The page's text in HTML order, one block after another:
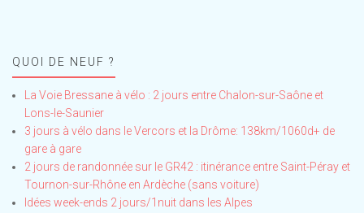
QUOI DE NEUF ?
La Voie Bressane à vélo : 2 jours entre Chalon-sur-Saône et
Lons-le-Saunier
3 jours à vélo dans le Vercors et la Drôme: 138km/1060d+ de
gare à gare
2 jours de randonnée sur le GR42 : itinérance entre Saint-Péray et
Tournon-sur-Rhône en Ardèche (sans voiture)
Idées week-ends 2 jours/1nuit dans les Alpes